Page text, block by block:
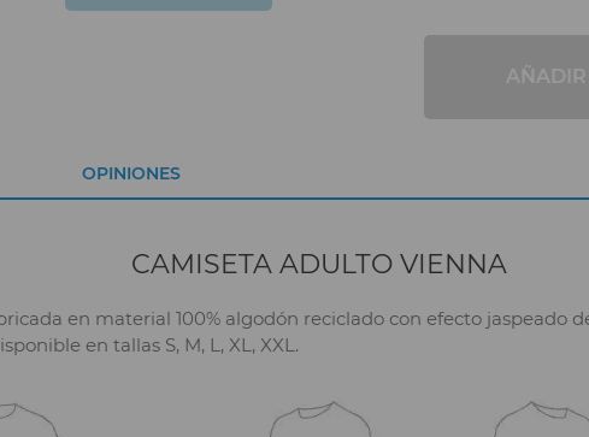
CAMISETA ADULTO VIENNA
en material 100% algodón reciclado con efecto jaspeado
en tallas S, M, L, XL, XXL.
OPINIONES